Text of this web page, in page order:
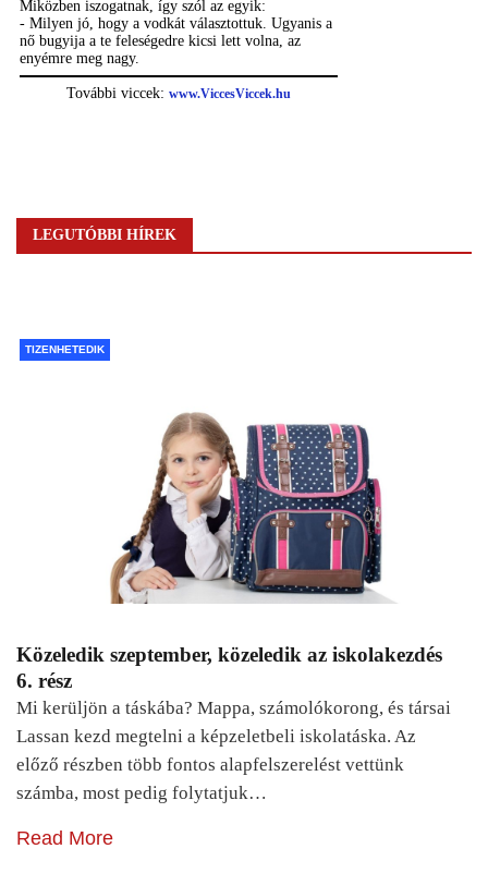
LEGUTÓBBI HÍREK
TIZENHETEDIK
Közeledik szeptember, közeledik az iskolakezdés
6. rész
Mi kerüljön a táskába? Mappa, számolókorong, és társai
Lassan kezd megtelni a képzeletbeli iskolatáska. Az
előző részben több fontos alapfelszerelést vettünk
számba, most pedig folytatjuk…
Read More